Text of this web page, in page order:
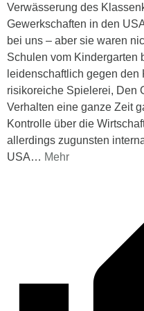
Verwässerung des
Gewerkschaften in den
bei uns – aber sie waren
Schulen vom Kindergarten
leidenschaftlich gegen
risikoreiche Spielerei, Den
Verhalten eine ganze Zeit
Kontrolle über die
allerdings zugunsten
USA… Mehr